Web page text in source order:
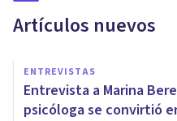
Artículos nuevos
ENTREVISTAS
Entrevista a Marina
psicóloga se convirtió